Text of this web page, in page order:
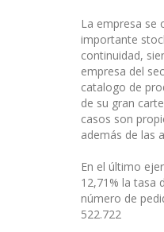
La empresa se
importante
continuidad,
empresa del
catalogo de
de su gran
casos son
además de las
En el último
12,71% la tasa
número de
522.722